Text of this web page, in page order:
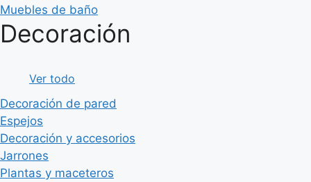
Muebles de baño
Decoración
Ver todo
Decoración de pared
Espejos
Decoración y accesorios
Jarrones
Plantas y maceteros